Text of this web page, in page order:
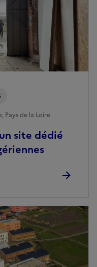
site dédié
Pays de la Loire